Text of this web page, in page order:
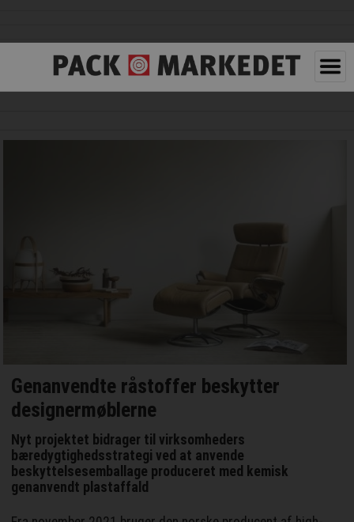
Genanvendte råstoffer beskytter
designermøblerne
Nyt projektet bidrager til virksomheders
bæredygtighedsstrategi ved at anvende
beskyttelsesemballage produceret med kemisk
genanvendt plastaffald